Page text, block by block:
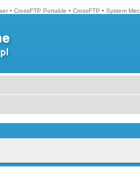
• CrossFTP Portable • CrossFTP • System